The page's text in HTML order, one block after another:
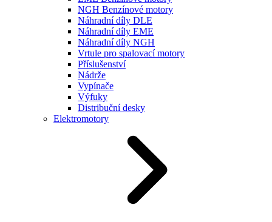
NGH Benzínové motory
Náhradní díly DLE
Náhradní díly EME
Náhradní díly NGH
Vrtule pro spalovací motory
Příslušenství
Nádrže
Vypínače
Výfuky
Distribuční desky
Elektromotory